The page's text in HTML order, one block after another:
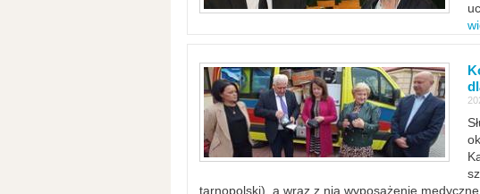
tarnopolski), a wraz z nią wyposażenie